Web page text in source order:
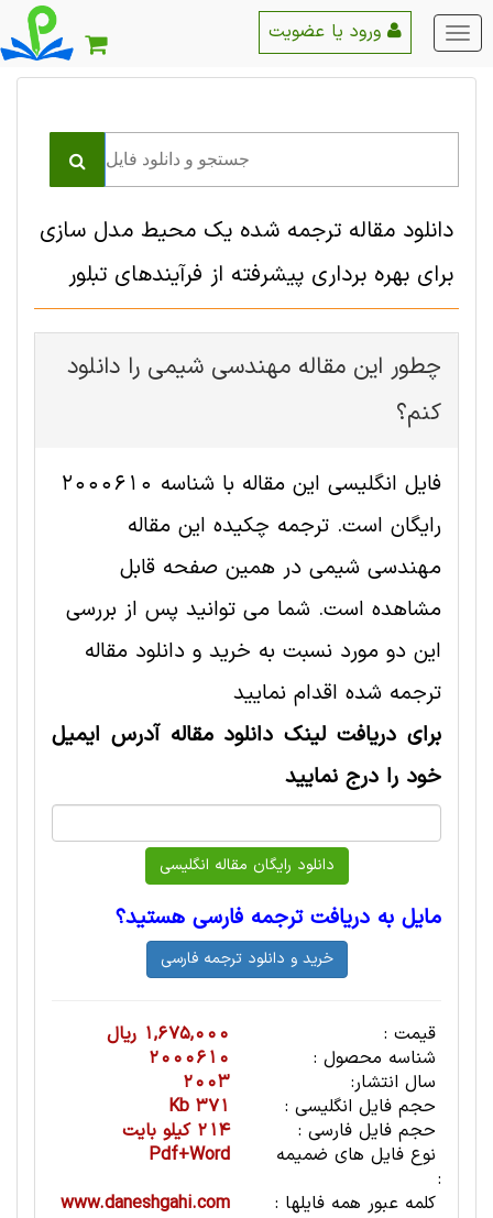
منو
اصلی
دانلود مقاله ترجمه شده یک محیط مدل سازی
برای بهره برداری پیشرفته از فرآیندهای تبلور
چطور این مقاله مهندسی شیمی را دانلود
کنم؟
فایل انگلیسی این مقاله با شناسه 2000610
رایگان است. ترجمه چکیده این مقاله
مهندسی شیمی در همین صفحه قابل
مشاهده است. شما می توانید پس از بررسی
این دو مورد نسبت به خرید و دانلود مقاله
ترجمه شده اقدام نمایید
برای دریافت لینک دانلود مقاله آدرس ایمیل
خود را درج نمایید
مایل به دریافت ترجمه فارسی هستید؟
قیمت :
1,675,000 ریال
شناسه محصول :
2000610
سال انتشار:
2003
حجم فایل انگلیسی :
371 Kb
حجم فایل فارسی :
214 کیلو بایت
نوع فایل های ضمیمه
:
Pdf+Word
کلمه عبور همه فایلها :
www.daneshgahi.com